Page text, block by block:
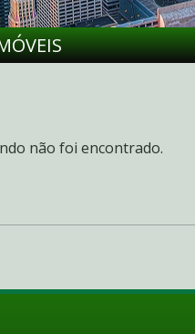
não foi encontrado.